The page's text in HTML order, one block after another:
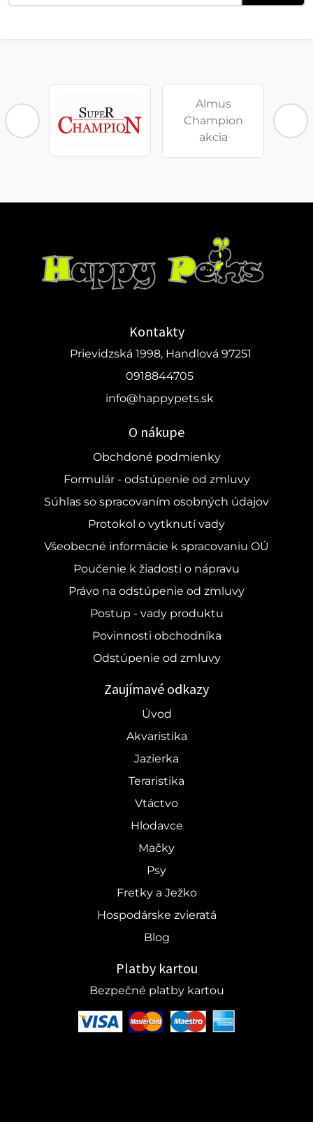
Almus
Champion
akcia
Kontakty
Prievidzská 1998, Handlová 97251
0918844705
info@happypets.sk
O nákupe
Obchdoné podmienky
Formulár - odstúpenie od zmluvy
Súhlas so spracovaním osobných údajov
Protokol o vytknutí vady
Všeobecné informácie k spracovaniu OÚ
Poučenie k žiadosti o nápravu
Právo na odstúpenie od zmluvy
Postup - vady produktu
Povinnosti obchodníka
Odstúpenie od zmluvy
Zaujímavé odkazy
Úvod
Akvaristika
Jazierka
Teraristika
Vtáctvo
Hlodavce
Mačky
Psy
Fretky a Ježko
Hospodárske zvieratá
Blog
Platby kartou
Bezpečné platby kartou